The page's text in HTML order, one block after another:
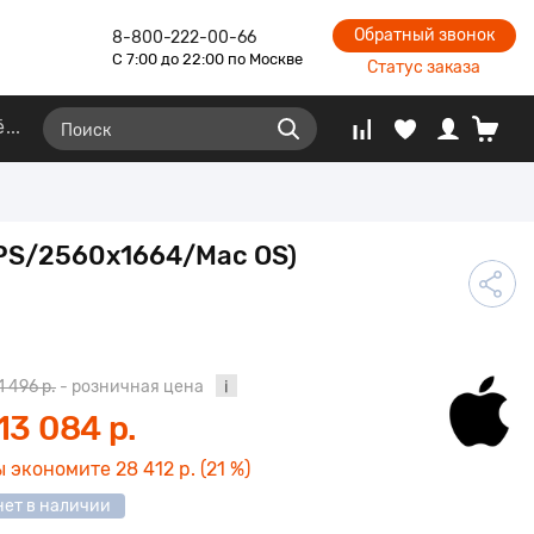
8-800-222-00-66
С 7:00 до 22:00 по Москве
Обратный звонок
Статус заказа
2560x1664/Mac OS)
496 р. - розничная цена
084 р.
экономите 28 412 р. (21 %)
в наличии